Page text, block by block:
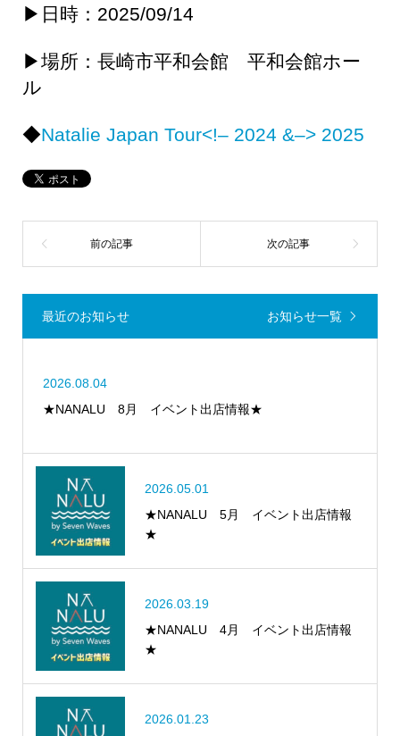
▶日時：2025/09/14
▶場所：長崎市平和会館 平和会館ホー
ル
◆Natalie Japan Tour<!– 2024 &–> 2025
最近のお知らせ お知らせ一覧
2026.08.04
★NANALU 8月 イベント出店情報★
2026.05.01
★NANALU 5月 イベント出店情報
★
2026.03.19
★NANALU 4月 イベント出店情報
★
2026.01.23